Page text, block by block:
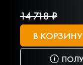
14 718 ₽
В КОРЗИНУ